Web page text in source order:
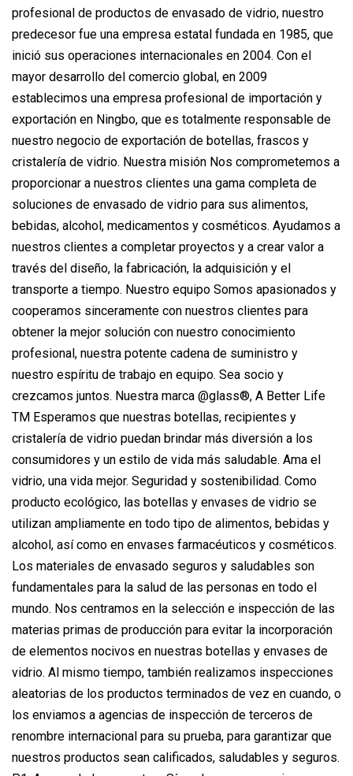
profesional de productos de envasado de vidrio, nuestro
predecesor fue una empresa estatal fundada en 1985, que
inició sus operaciones internacionales en 2004. Con el
mayor desarrollo del comercio global, en 2009
establecimos una empresa profesional de importación y
exportación en Ningbo, que es totalmente responsable de
nuestro negocio de exportación de botellas, frascos y
cristalería de vidrio. Nuestra misión Nos comprometemos a
proporcionar a nuestros clientes una gama completa de
soluciones de envasado de vidrio para sus alimentos,
bebidas, alcohol, medicamentos y cosméticos. Ayudamos a
nuestros clientes a completar proyectos y a crear valor a
través del diseño, la fabricación, la adquisición y el
transporte a tiempo. Nuestro equipo Somos apasionados y
cooperamos sinceramente con nuestros clientes para
obtener la mejor solución con nuestro conocimiento
profesional, nuestra potente cadena de suministro y
nuestro espíritu de trabajo en equipo. Sea socio y
crezcamos juntos. Nuestra marca @glass®, A Better Life
TM Esperamos que nuestras botellas, recipientes y
cristalería de vidrio puedan brindar más diversión a los
consumidores y un estilo de vida más saludable. Ama el
vidrio, una vida mejor. Seguridad y sostenibilidad. Como
producto ecológico, las botellas y envases de vidrio se
utilizan ampliamente en todo tipo de alimentos, bebidas y
alcohol, así como en envases farmacéuticos y cosméticos.
Los materiales de envasado seguros y saludables son
fundamentales para la salud de las personas en todo el
mundo. Nos centramos en la selección e inspección de las
materias primas de producción para evitar la incorporación
de elementos nocivos en nuestras botellas y envases de
vidrio. Al mismo tiempo, también realizamos inspecciones
aleatorias de los productos terminados de vez en cuando, o
los enviamos a agencias de inspección de terceros de
renombre internacional para su prueba, para garantizar que
nuestros productos sean calificados, saludables y seguros.